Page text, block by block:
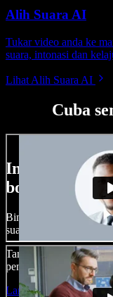
Alih Suara AI
Tukar video anda ke
suara, intonasi dan
Lihat Alih Suara AI
Cuba
Ini hanya
boleh buat di
Bina suara latar,
suara anda, untuk
Tanpa keluk
pencipta boleh
Lancarkan Studio